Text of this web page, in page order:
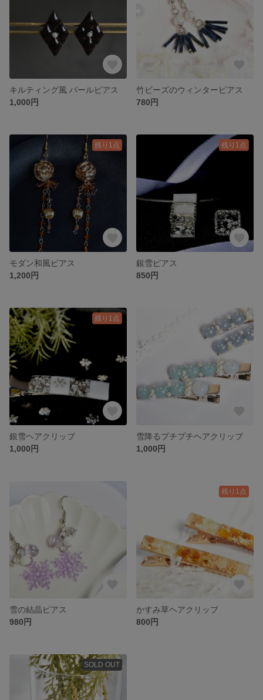
キルティング風 パールピアス
1,000円
竹ビーズのウィンターピアス
780円
残り1点
モダン和風ピアス
1,200円
残り1点
銀雪ピアス
850円
残り1点
銀雪ヘアクリップ
1,000円
雪降るプチプチヘアクリップ
1,000円
雪の結晶ピアス
980円
残り1点
かすみ草ヘアクリップ
800円
SOLD OUT